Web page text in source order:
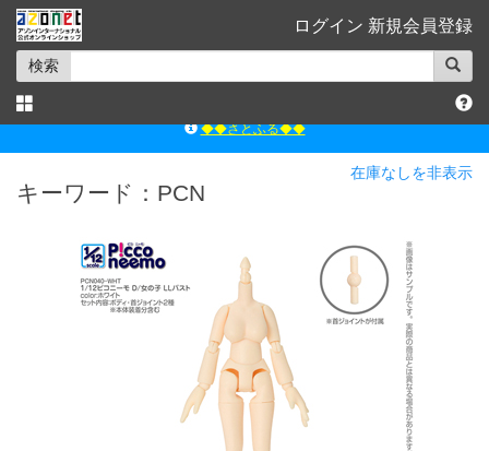
ログイン 新規会員登録
検索
ｱｿﾞﾝﾚｰﾍﾞﾙｼｮｯﾌﾟ楽天市場店
ｱｿﾞﾝｵﾝﾗｲﾝｼｮｯﾌﾟX
◆◆さとふる◆◆
在庫なしを非表示
キーワード：PCN